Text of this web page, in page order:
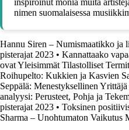
inspiroinut monia muita
nimen suomalaisessa
Hannu Siren – Numismaatikko ja
pisterajat 2023 • Kannattaako
ovat Yleisimmät Tilastolliset
Roihupelto: Kukkien ja Kasvien
Seppälä: Menestyksellinen
analyysi: Perusteet, Pohja ja
pisterajat 2023 • Toksinen
Sharma – Unohtumaton Vaikutus